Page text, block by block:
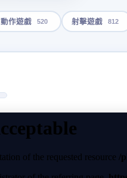
動作遊戲 520 射擊遊戲 812